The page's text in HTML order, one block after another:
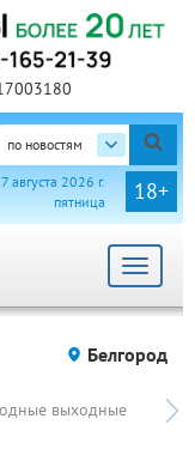
по новостям
18+
7 августа 2026 г.
пятница
Toggle
Белгород
выходные